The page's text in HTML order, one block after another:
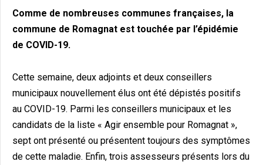
Comme de nombreuses communes françaises, la
commune de Romagnat est touchée par l’épidémie
de COVID-19.
Cette semaine, deux adjoints et deux conseillers
municipaux nouvellement élus ont été dépistés positifs
au COVID-19. Parmi les conseillers municipaux et les
candidats de la liste « Agir ensemble pour Romagnat »,
sept ont présenté ou présentent toujours des symptômes
de cette maladie. Enfin, trois assesseurs présents lors du